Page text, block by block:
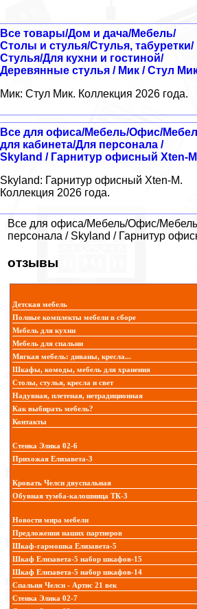
Все товары/Дом и дача/Мебель/
Столы и стулья/Стулья, табуретки/
Стулья/Для кухни и гостиной/
Деревянные стулья / Мик / Стул
Мик: Стул Мик. Коллекция 2026 года.
Все для офиса/Мебель/Офис/
для кабинета/Для персонала /
Skyland / Гарнитур офисный Xten-M
Skyland: Гарнитур офисный Xten-M.
Коллекция 2026 года.
Все для офиса/Мебель/Офис/
персонала / Skyland / Гарнитур
отзывы
Детская мебель
Полные комплекты мебели в сборе
Мебель для кухни
Мебель для спальни
Мягкая мебель: диваны, кресла...
Шкафы, комоды, мебель для хранения
Столы, стулья, кресла и свет
Надувная, плетеная, нетрадиционная
Как выбирать мебель?
Контакты
Стенка Элика 02-6
Прихожая Елизавета-3
Кровать Челси двуспальная
Обувная тумба-калошница ТК-3
Новости мира мебели
Предложения наших партнеров
Шкаф-гармошка Елизавета-5
Шкаф Елизавета-5 набор шкафов-15
Шкаф Елизавета-5 набор шкафов-14
Спальня Челси - Артис 21 век
Стенка Элика 02-7